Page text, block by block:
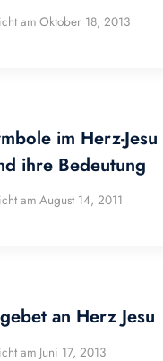
am Oktober 18, 2013
im Herz-Jesu
ihre Bedeutung
am August 14, 2011
an Herz Jesu
am Juni 17, 2013